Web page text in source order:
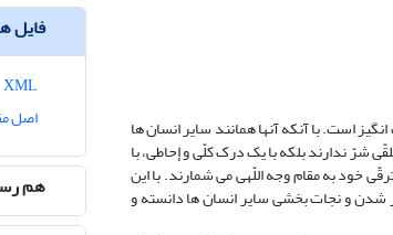
است. با آنکه آنها همانند سایر انسان ها
شرّ ندارند بلکه با یک درک کلّی و إحاطی، با
خود به مقام وجه اللّهی می شمارند. با این
شدن و نجات بخشی سایر انسان ها دانسته و
فایل
اصل
هم